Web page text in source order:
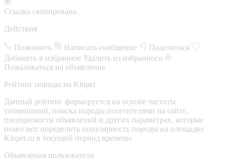
Ссылка скопирована
Действия
Позвонить Написать сообщение
Поделиться
Добавить в избранное Удалить из избранного
Пожаловаться на объявление
Рейтинг породы на Kinpet
Данный рейтинг формируется на основе частоты
упоминаний, поиска породы посетителями на сайте,
посещаемости объявлений и других параметрах, которые
помогают определить популярность породы на площадке
Kinpet.ru в текущий период времени.
Объявления пользователя